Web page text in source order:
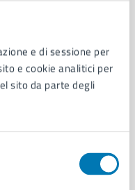
e di sessione per
e cookie analitici per
sito da parte degli